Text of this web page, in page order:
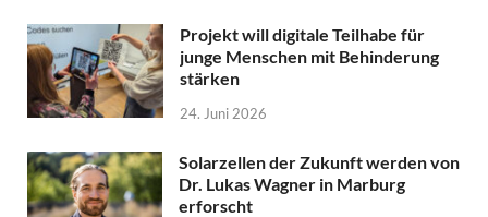
Projekt will digitale Teilhabe für
junge Menschen mit Behinderung
stärken
24. Juni 2026
Solarzellen der Zukunft werden von
Dr. Lukas Wagner in Marburg
erforscht